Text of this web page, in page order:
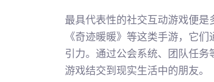
最具代表性的社交互动游戏便是
《奇迹暖暖》等这类手游，它
引力。通过公会系统、团队任
游戏结交到现实生活中的朋友。